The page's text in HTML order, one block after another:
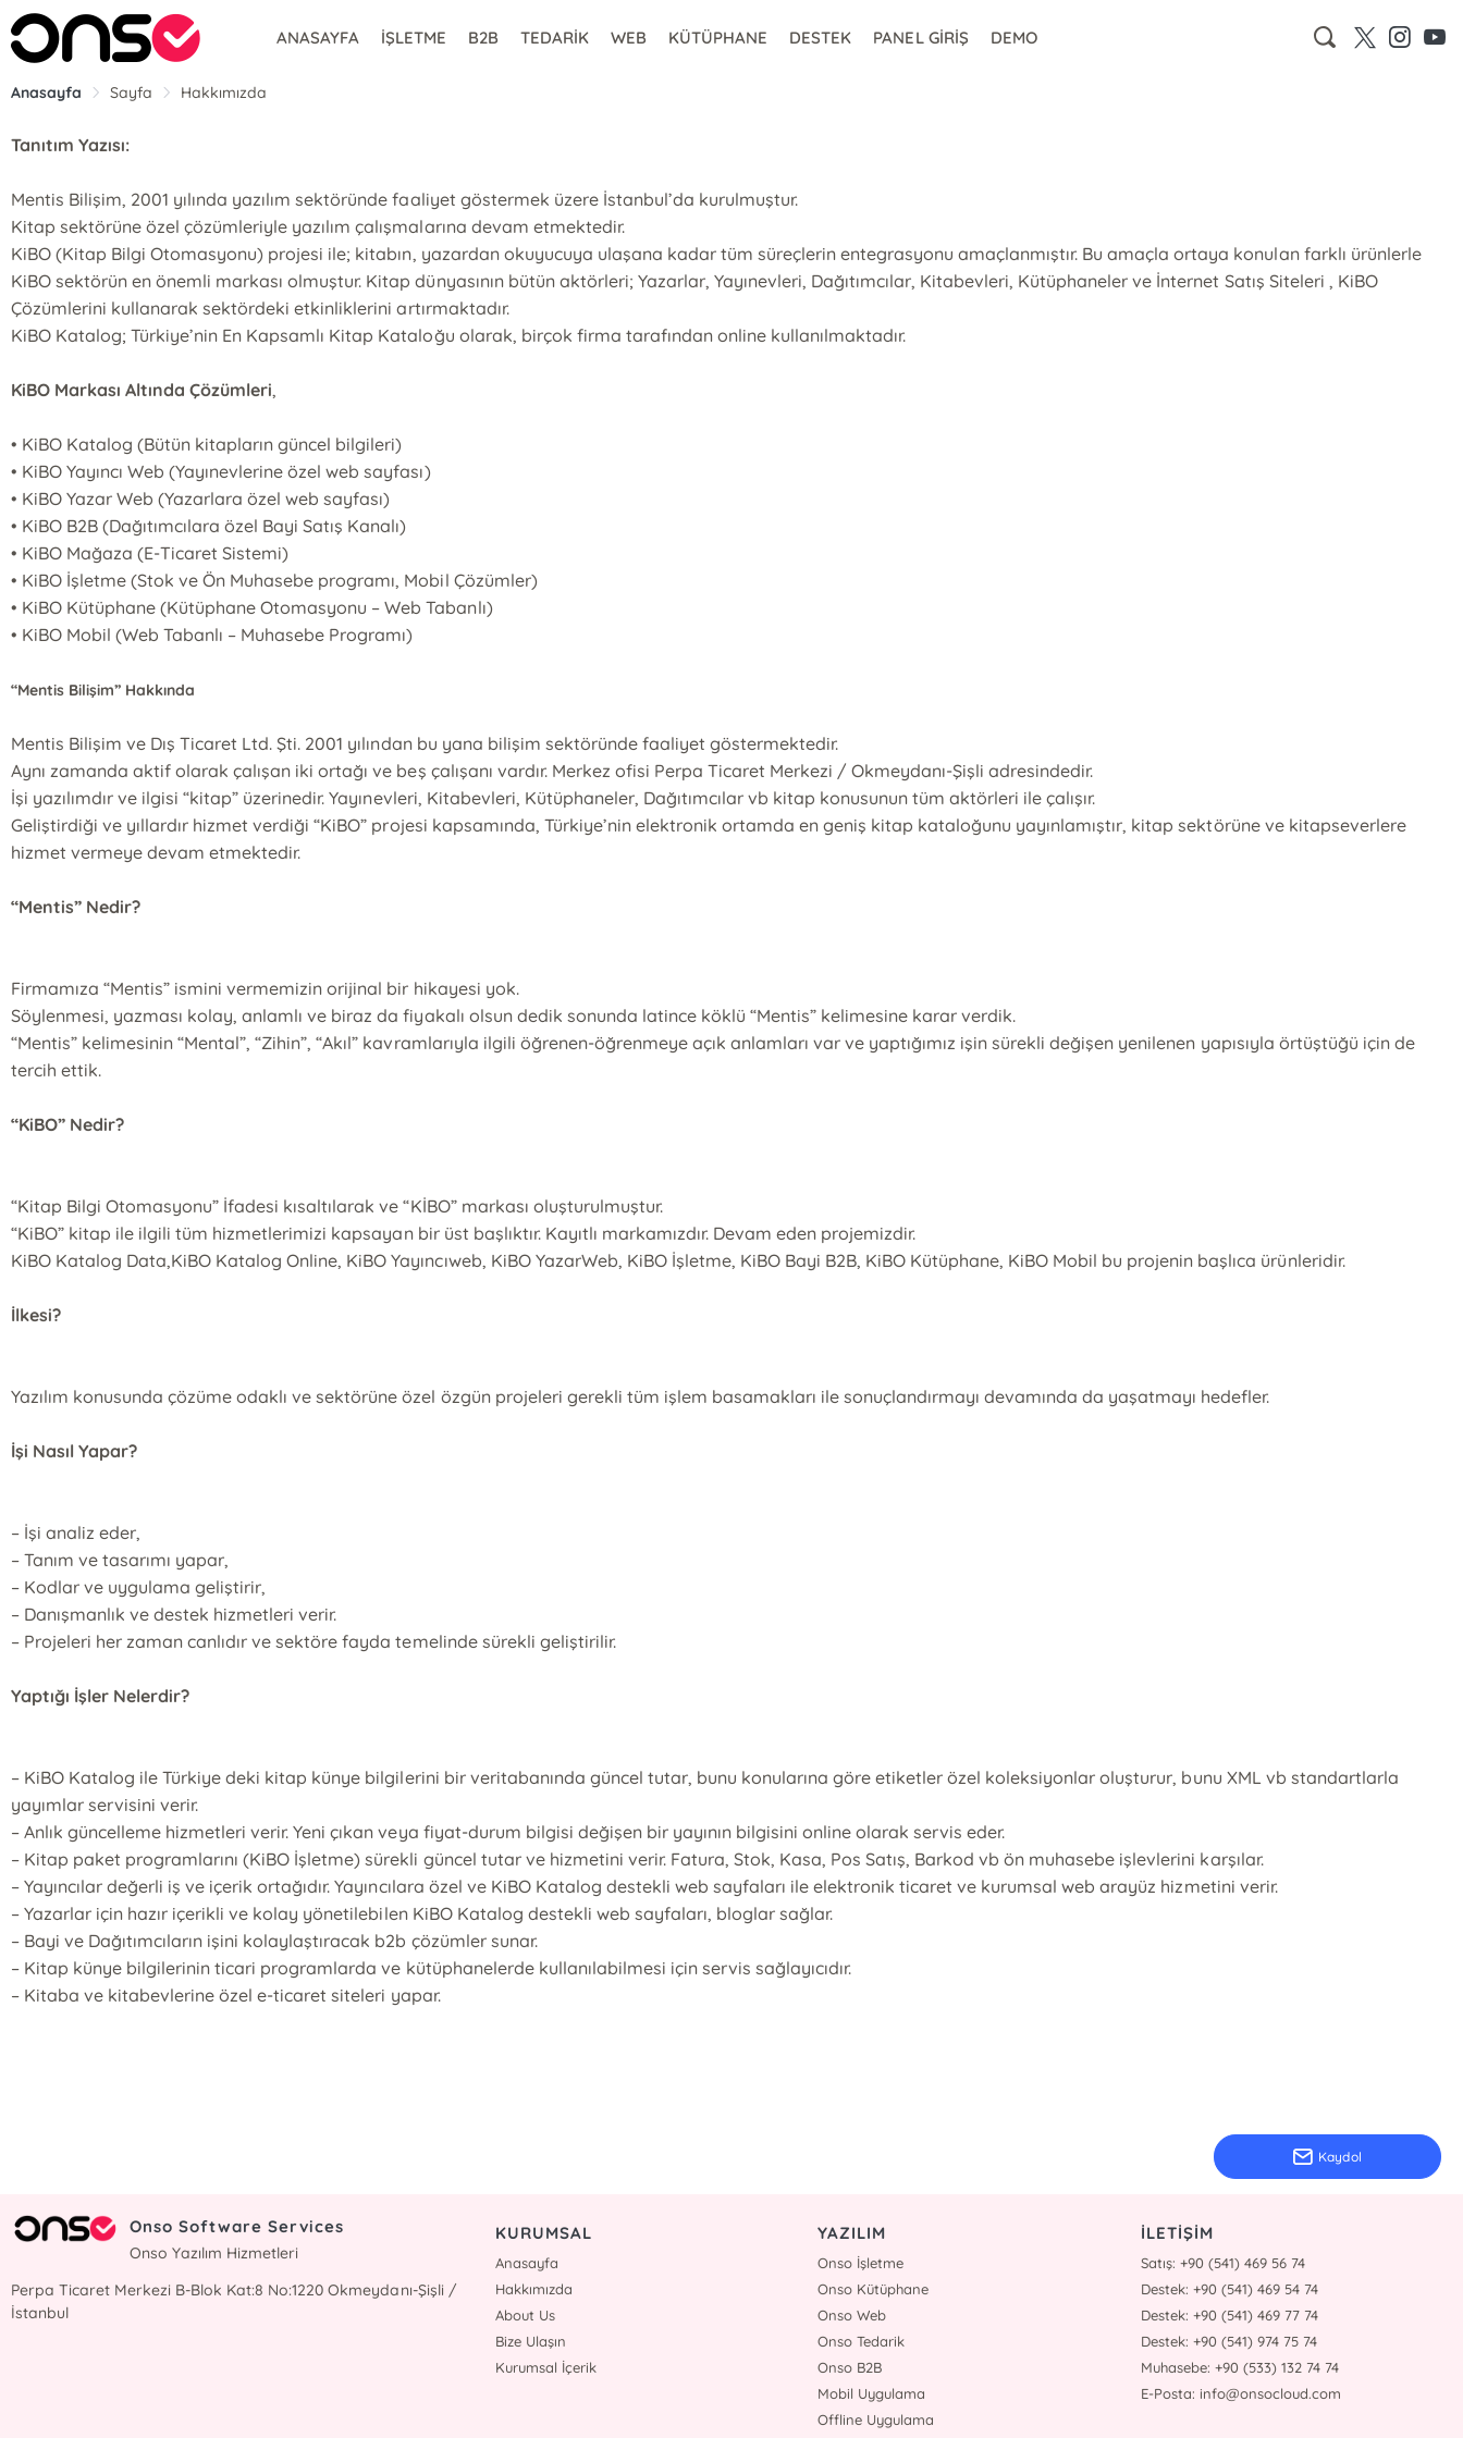
ANASAYFA İŞLETME B2B TEDARİK WEB KÜTÜPHANE DESTEK PANEL GİRİŞ DEMO
Anasayfa Sayfa Hakkımızda
Tanıtım Yazısı:
Mentis Bilişim, 2001 yılında yazılım sektöründe faaliyet göstermek üzere İstanbul’da kurulmuştur.
Kitap sektörüne özel çözümleriyle yazılım çalışmalarına devam etmektedir.
KiBO (Kitap Bilgi Otomasyonu) projesi ile; kitabın, yazardan okuyucuya ulaşana kadar tüm süreçlerin entegrasyonu amaçlanmıştır. Bu amaçla ortaya konulan farklı ürünlerle
KiBO sektörün en önemli markası olmuştur. Kitap dünyasının bütün aktörleri; Yazarlar, Yayınevleri, Dağıtımcılar, Kitabevleri, Kütüphaneler ve İnternet Satış Siteleri , KiBO
Çözümlerini kullanarak sektördeki etkinliklerini artırmaktadır.
KiBO Katalog; Türkiye’nin En Kapsamlı Kitap Kataloğu olarak, birçok firma tarafından online kullanılmaktadır.
KiBO Markası Altında Çözümleri,
• KiBO Katalog (Bütün kitapların güncel bilgileri)
• KiBO Yayıncı Web (Yayınevlerine özel web sayfası)
• KiBO Yazar Web (Yazarlara özel web sayfası)
• KiBO B2B (Dağıtımcılara özel Bayi Satış Kanalı)
• KiBO Mağaza (E-Ticaret Sistemi)
• KiBO İşletme (Stok ve Ön Muhasebe programı, Mobil Çözümler)
• KiBO Kütüphane (Kütüphane Otomasyonu – Web Tabanlı)
• KiBO Mobil (Web Tabanlı – Muhasebe Programı)
“Mentis Bilişim” Hakkında
Mentis Bilişim ve Dış Ticaret Ltd. Şti. 2001 yılından bu yana bilişim sektöründe faaliyet göstermektedir.
Aynı zamanda aktif olarak çalışan iki ortağı ve beş çalışanı vardır. Merkez ofisi Perpa Ticaret Merkezi / Okmeydanı-Şişli adresindedir.
İşi yazılımdır ve ilgisi “kitap” üzerinedir. Yayınevleri, Kitabevleri, Kütüphaneler, Dağıtımcılar vb kitap konusunun tüm aktörleri ile çalışır.
Geliştirdiği ve yıllardır hizmet verdiği “KiBO” projesi kapsamında, Türkiye’nin elektronik ortamda en geniş kitap kataloğunu yayınlamıştır, kitap sektörüne ve kitapseverlere
hizmet vermeye devam etmektedir.
“Mentis” Nedir?
Firmamıza “Mentis” ismini vermemizin orijinal bir hikayesi yok.
Söylenmesi, yazması kolay, anlamlı ve biraz da fiyakalı olsun dedik sonunda latince köklü “Mentis” kelimesine karar verdik.
“Mentis” kelimesinin “Mental”, “Zihin”, “Akıl” kavramlarıyla ilgili öğrenen-öğrenmeye açık anlamları var ve yaptığımız işin sürekli değişen yenilenen yapısıyla örtüştüğü için de
tercih ettik.
“KiBO” Nedir?
“Kitap Bilgi Otomasyonu” İfadesi kısaltılarak ve “KİBO” markası oluşturulmuştur.
“KiBO” kitap ile ilgili tüm hizmetlerimizi kapsayan bir üst başlıktır. Kayıtlı markamızdır. Devam eden projemizdir.
KiBO Katalog Data,KiBO Katalog Online, KiBO Yayıncıweb, KiBO YazarWeb, KiBO İşletme, KiBO Bayi B2B, KiBO Kütüphane, KiBO Mobil bu projenin başlıca ürünleridir.
İlkesi?
Yazılım konusunda çözüme odaklı ve sektörüne özel özgün projeleri gerekli tüm işlem basamakları ile sonuçlandırmayı devamında da yaşatmayı hedefler.
İşi Nasıl Yapar?
– İşi analiz eder,
– Tanım ve tasarımı yapar,
– Kodlar ve uygulama geliştirir,
– Danışmanlık ve destek hizmetleri verir.
– Projeleri her zaman canlıdır ve sektöre fayda temelinde sürekli geliştirilir.
Yaptığı İşler Nelerdir?
– KiBO Katalog ile Türkiye deki kitap künye bilgilerini bir veritabanında güncel tutar, bunu konularına göre etiketler özel koleksiyonlar oluşturur, bunu XML vb standartlarla
yayımlar servisini verir.
– Anlık güncelleme hizmetleri verir. Yeni çıkan veya fiyat-durum bilgisi değişen bir yayının bilgisini online olarak servis eder.
– Kitap paket programlarını (KiBO İşletme) sürekli güncel tutar ve hizmetini verir. Fatura, Stok, Kasa, Pos Satış, Barkod vb ön muhasebe işlevlerini karşılar.
– Yayıncılar değerli iş ve içerik ortağıdır. Yayıncılara özel ve KiBO Katalog destekli web sayfaları ile elektronik ticaret ve kurumsal web arayüz hizmetini verir.
– Yazarlar için hazır içerikli ve kolay yönetilebilen KiBO Katalog destekli web sayfaları, bloglar sağlar.
– Bayi ve Dağıtımcıların işini kolaylaştıracak b2b çözümler sunar.
– Kitap künye bilgilerinin ticari programlarda ve kütüphanelerde kullanılabilmesi için servis sağlayıcıdır.
– Kitaba ve kitabevlerine özel e-ticaret siteleri yapar.
Kaydol
Onso Software Services
Onso Yazılım Hizmetleri
Perpa Ticaret Merkezi B-Blok Kat:8 No:1220 Okmeydanı-Şişli /
İstanbul
KURUMSAL
Anasayfa
Hakkımızda
About Us
Bize Ulaşın
Kurumsal İçerik
YAZILIM
Onso İşletme
Onso Kütüphane
Onso Web
Onso Tedarik
Onso B2B
Mobil Uygulama
Offline Uygulama
İLETİŞİM
Satış: +90 (541) 469 56 74
Destek: +90 (541) 469 54 74
Destek: +90 (541) 469 77 74
Destek: +90 (541) 974 75 74
Muhasebe: +90 (533) 132 74 74
E-Posta: info@onsocloud.com